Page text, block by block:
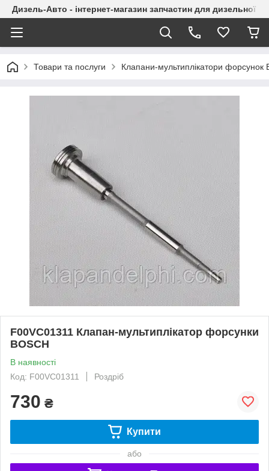
Дизель-Авто - інтернет-магазин запчастин для дизельної
Товари та послуги Клапани-мультиплікатори форсунок
F00VC01311 Клапан-мультиплікатор форсунки
BOSCH
В наявності
Код: F00VC01311
Роздріб
730 ₴
Купити
або